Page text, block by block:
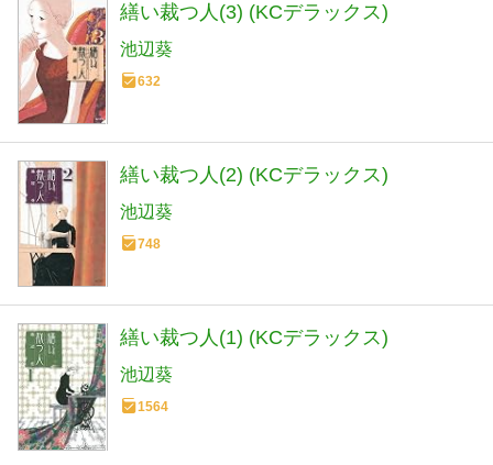
繕い裁つ人(3) (KCデラックス)
池辺葵
632
繕い裁つ人(2) (KCデラックス)
池辺葵
748
繕い裁つ人(1) (KCデラックス)
池辺葵
1564